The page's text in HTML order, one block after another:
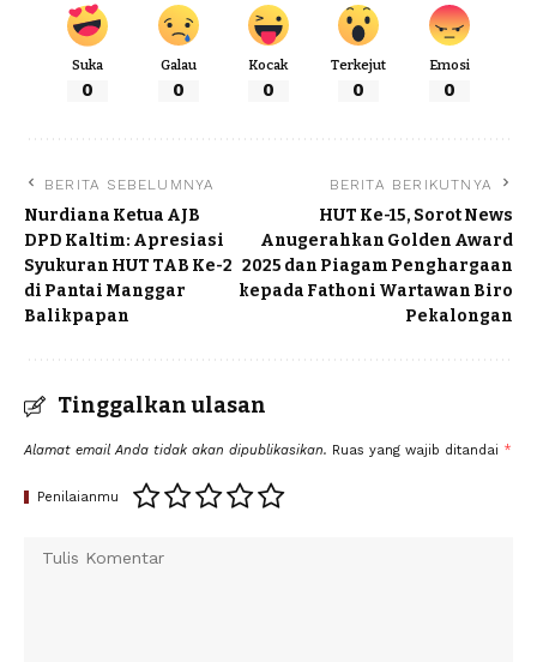
Suka
0
Galau
0
Kocak
0
Terkejut
0
Emosi
0
BERITA SEBELUMNYA
Nurdiana Ketua AJB
DPD Kaltim: Apresiasi
Syukuran HUT TAB Ke-2
di Pantai Manggar
Balikpapan
BERITA BERIKUTNYA
HUT Ke-15, Sorot News
Anugerahkan Golden Award
2025 dan Piagam Penghargaan
kepada Fathoni Wartawan Biro
Pekalongan
Tinggalkan ulasan
Alamat email Anda tidak akan dipublikasikan. Ruas yang wajib ditandai *
Penilaianmu